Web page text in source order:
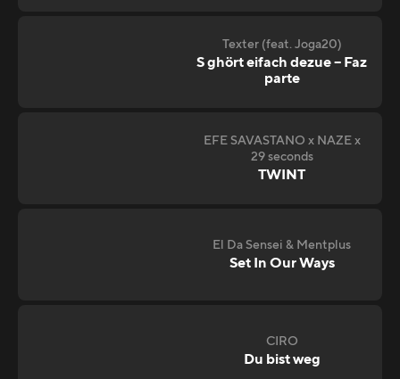
Texter (feat. Joga20)
S ghört eifach dezue – Faz
parte
EFE SAVASTANO x NAZE x
29 seconds
TWINT
El Da Sensei & Mentplus
Set In Our Ways
CIRO
Du bist weg